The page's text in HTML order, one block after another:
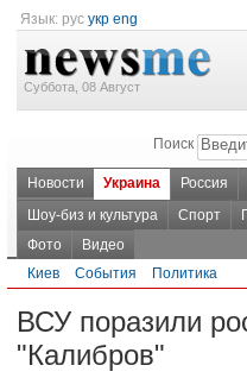
Язык: рус укр eng
Суббота, 08 Август
Поиск
Новости Украина Россия
Шоу-биз и культура
Спорт
Фото
Видео
Киев
События Политика
ВСУ поразили
"Калибров"